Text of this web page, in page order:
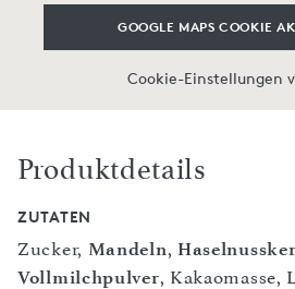
GOOGLE MAPS COOKIE
Cookie-Einstellungen
Produktdetails
ZUTATEN
Zucker, Mandeln,
Vollmilchpulver, Kakaomasse,